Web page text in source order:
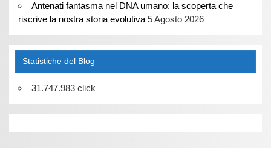
Antenati fantasma nel DNA umano: la scoperta che
riscrive la nostra storia evolutiva 5 Agosto 2026
Statistiche del Blog
31.747.983 click